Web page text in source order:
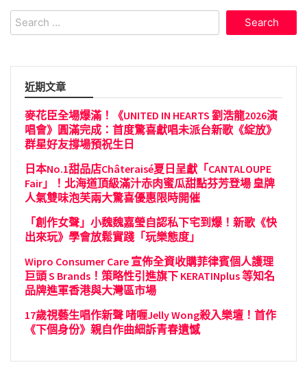
Search
for:
近期文章
麥花臣全場爆滿！《UNITED IN HEARTS 劉浩龍2026演
唱會》圓滿完成：首度驚喜獻唱未派台新歌《綻放》
群星好友撐場預祝生日
日本No.1甜品店Châteraisé夏日呈獻「CANTALOUPE
Fair」！北海道頂級滿汁赤肉蜜瓜甜點芬芳登場 皇牌
人氣雙味泡芙兩大驚喜優惠限時開催
「創作女聲」小魏魏嘉瑩自認私下宅到爆！新歌《快
出來玩》學會放鬆實踐「玩樂態度」
Wipro Consumer Care 宣佈全資收購菲律賓個人護理
巨頭 S Brands！策略性引進旗下 KERATINplus 等知名
品牌進軍香港與大灣區市場
17歲視藝生唱作新聲 啫喱Jelly Wong殺入樂壇！首作
《下個身份》親自作曲細訴青春遺憾